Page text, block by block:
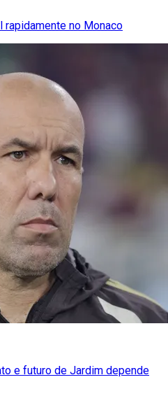
rapidamente no Monaco
e futuro de Jardim depende